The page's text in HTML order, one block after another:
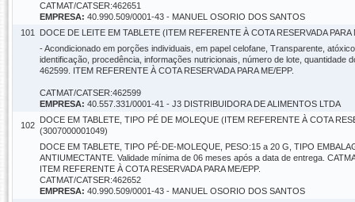
CATMAT/CATSER:462651
EMPRESA: 40.990.509/0001-43 - MANUEL OSORIO DOS SANTOS
101
DOCE DE LEITE EM TABLETE (ITEM REFERENTE À COTA RESERVADA
- Acondicionado em porções individuais, em papel celofane, Transparente,
identificação, procedência, informações nutricionais, número de lote,
462599. ITEM REFERENTE À COTA RESERVADA PARA ME/EPP.
CATMAT/CATSER:462599
EMPRESA: 40.557.331/0001-41 - J3 DISTRIBUIDORA DE ALIMENTOS LTDA
102
DOCE EM TABLETE, TIPO PÉ DE MOLEQUE (ITEM REFERENTE À COTA
(3007000001049)
DOCE EM TABLETE, TIPO PÉ-DE-MOLEQUE, PESO:15 a 20 G, TIPO
ANTIUMECTANTE. Validade mínima de 06 meses após a data de entrega.
ITEM REFERENTE À COTA RESERVADA PARA ME/EPP.
CATMAT/CATSER:462652
EMPRESA: 40.990.509/0001-43 - MANUEL OSORIO DOS SANTOS